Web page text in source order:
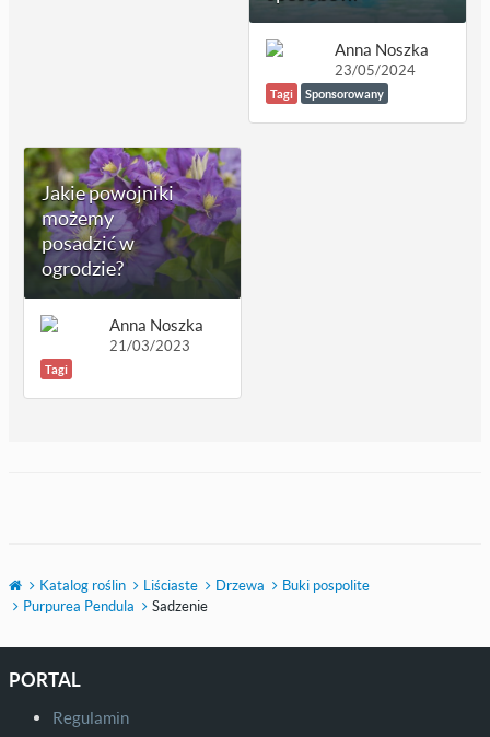
Anna Noszka
23/05/2024
Tagi Sponsorowany
Jakie powojniki
możemy
posadzić w
ogrodzie?
Anna Noszka
21/03/2023
Tagi
Katalog roślin Liściaste Drzewa
Buki pospolite
Purpurea Pendula
Sadzenie
PORTAL
Regulamin